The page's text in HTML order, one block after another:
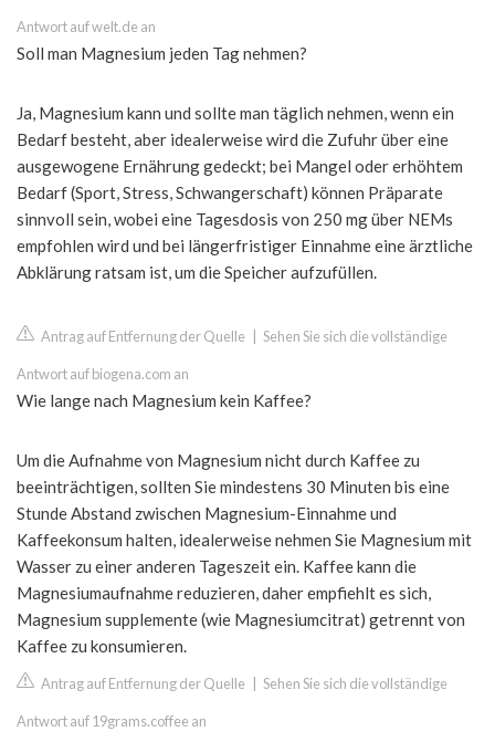
Antwort auf welt.de an
Soll man Magnesium jeden Tag nehmen?
Ja, Magnesium kann und sollte man täglich nehmen, wenn ein
Bedarf besteht, aber idealerweise wird die Zufuhr über eine
ausgewogene Ernährung gedeckt; bei Mangel oder erhöhtem
Bedarf (Sport, Stress, Schwangerschaft) können Präparate
sinnvoll sein, wobei eine Tagesdosis von 250 mg über NEMs
empfohlen wird und bei längerfristiger Einnahme eine ärztliche
Abklärung ratsam ist, um die Speicher aufzufüllen.
Antrag auf Entfernung der Quelle Sehen Sie sich die vollständige
Antwort auf biogena.com an
Wie lange nach Magnesium kein Kaffee?
Um die Aufnahme von Magnesium nicht durch Kaffee zu
beeinträchtigen, sollten Sie mindestens 30 Minuten bis eine
Stunde Abstand zwischen Magnesium-Einnahme und
Kaffeekonsum halten, idealerweise nehmen Sie Magnesium mit
Wasser zu einer anderen Tageszeit ein. Kaffee kann die
Magnesiumaufnahme reduzieren, daher empfiehlt es sich,
Magnesium supplemente (wie Magnesiumcitrat) getrennt von
Kaffee zu konsumieren.
Antrag auf Entfernung der Quelle Sehen Sie sich die vollständige
Antwort auf 19grams.coffee an